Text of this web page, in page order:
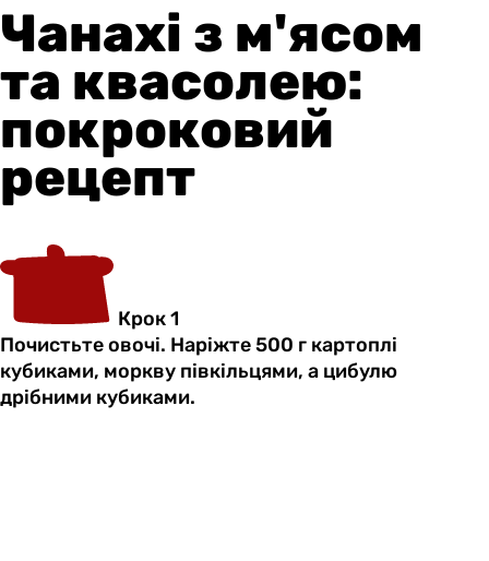
Чанахі з м'ясом
та квасолею:
покроковий
рецепт
Крок 1
Почистьте овочі. Наріжте 500 г картоплі
кубиками, моркву півкільцями, а цибулю
дрібними кубиками.